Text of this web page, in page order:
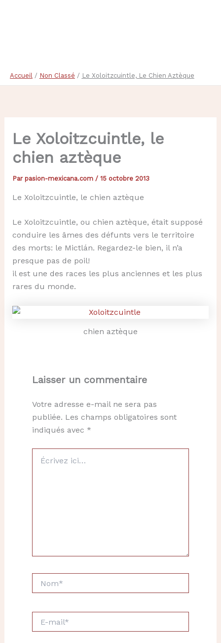
Accueil Non Classé Le Xoloitzcuintle, Le Chien Aztèque
Le Xoloitzcuintle, le
chien aztèque
Par pasion-mexicana.com / 15 octobre 2013
Le Xoloitzcuintle, le chien aztèque
Le Xoloitzcuintle, ou chien aztèque, était supposé
conduire les âmes des défunts vers le territoire
des morts: le Mictlán. Regardez-le bien, il n’a
presque pas de poil!
il est une des races les plus anciennes et les plus
rares du monde.
chien aztèque
Laisser un commentaire
Votre adresse e-mail ne sera pas
publiée. Les champs obligatoires sont
indiqués avec *
ici…
mail*